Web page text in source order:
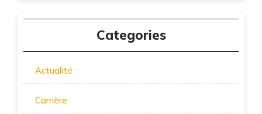
Categories
Actualité
Carrière